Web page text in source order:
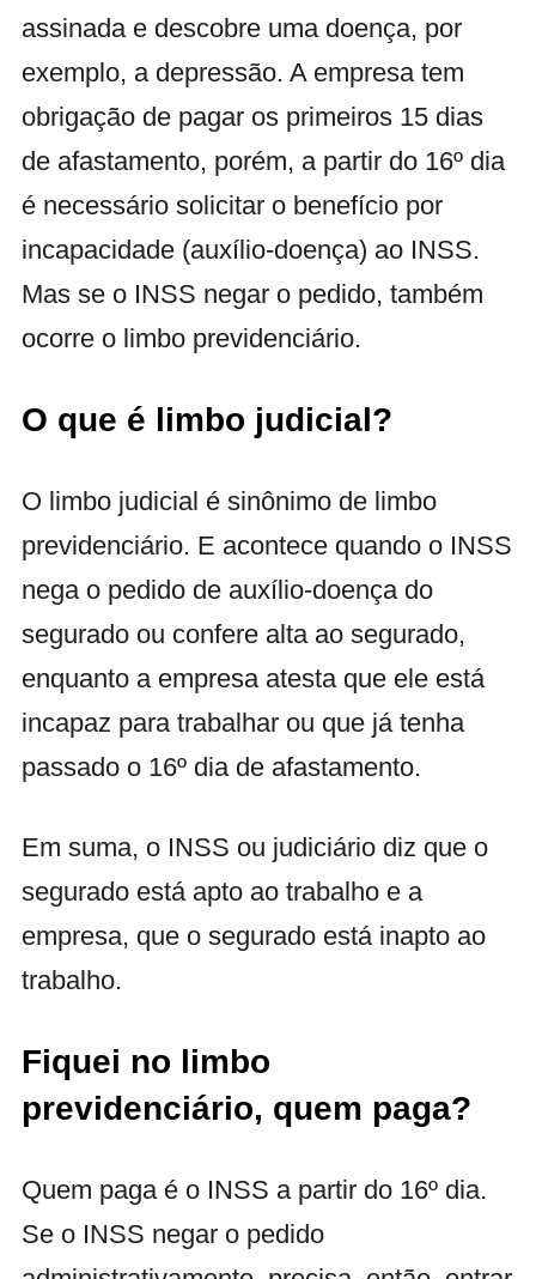
assinada e descobre uma doença, por
exemplo, a depressão. A empresa tem
obrigação de pagar os primeiros 15 dias
de afastamento, porém, a partir do 16º dia
é necessário solicitar o benefício por
incapacidade (auxílio-doença) ao INSS.
Mas se o INSS negar o pedido, também
ocorre o limbo previdenciário.
O que é limbo judicial?
O limbo judicial é sinônimo de limbo
previdenciário. E acontece quando o INSS
nega o pedido de auxílio-doença do
segurado ou confere alta ao segurado,
enquanto a empresa atesta que ele está
incapaz para trabalhar ou que já tenha
passado o 16º dia de afastamento.
Em suma, o INSS ou judiciário diz que o
segurado está apto ao trabalho e a
empresa, que o segurado está inapto ao
trabalho.
Fiquei no limbo
previdenciário, quem paga?
Quem paga é o INSS a partir do 16º dia.
Se o INSS negar o pedido